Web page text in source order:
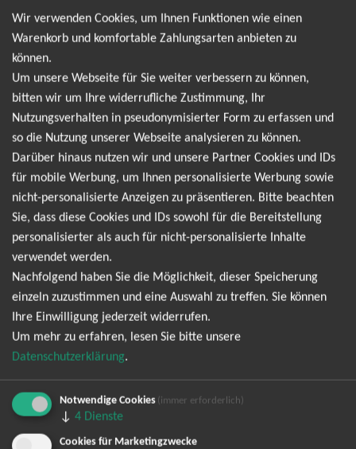
Leider gibt es aktuell von Marius Müller-
Westernhagen keine Termine. Wir informieren
dich jedoch gerne direkt, sobald es neue Termine
gibt. Einfach hier für den Marius Müller-
Westernhagen Newsletter anmelden und keine
Angebote und Tourdaten mehr verpassen!
Ich möchte den regelmäßig erscheinenden Newsletter
abonnieren und bin daher mit einer Speicherung meiner E-
Mail-Adresse zum Zweck der Zustellung des Newsletters
entsprechend derDatenschutzerklärungeinverstanden. Den
Newsletter kann ich jederzeit wieder abbestellen.
Wir verwenden Cookies, um Ihnen Funktionen wie einen
Warenkorb und komfortable Zahlungsarten anbieten zu
können.
Um unsere Webseite für Sie weiter verbessern zu können,
bitten wir um Ihre widerrufliche Zustimmung, Ihr
Nutzungsverhalten in pseudonymisierter Form zu erfassen und
so die Nutzung unserer Webseite analysieren zu können.
Darüber hinaus nutzen wir und unsere Partner Cookies und IDs
für mobile Werbung, um Ihnen personalisierte Werbung sowie
nicht-personalisierte Anzeigen zu präsentieren. Bitte beachten
Sie, dass diese Cookies und IDs sowohl für die Bereitstellung
personalisierter als auch für nicht-personalisierte Inhalte
verwendet werden.
Nachfolgend haben Sie die Möglichkeit, dieser Speicherung
einzeln zuzustimmen und eine Auswahl zu treffen. Sie können
Ihre Einwilligung jederzeit widerrufen.
Um mehr zu erfahren, lesen Sie bitte unsere
Datenschutzerklärung.
Notwendige Cookies (immer erforderlich)
↓ 4 Dienste
Cookies für Marketingzwecke